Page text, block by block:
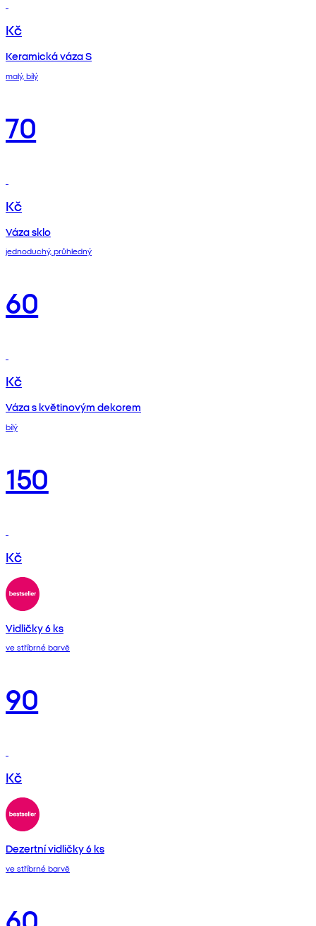
Kč
Keramická váza S
malý, bílý
70
Kč
Váza sklo
jednoduchý, průhledný
60
Kč
Váza s květinovým dekorem
bílý
150
Kč
Vidličky 6 ks
ve stříbrné barvě
90
Kč
Dezertní vidličky 6 ks
ve stříbrné barvě
60